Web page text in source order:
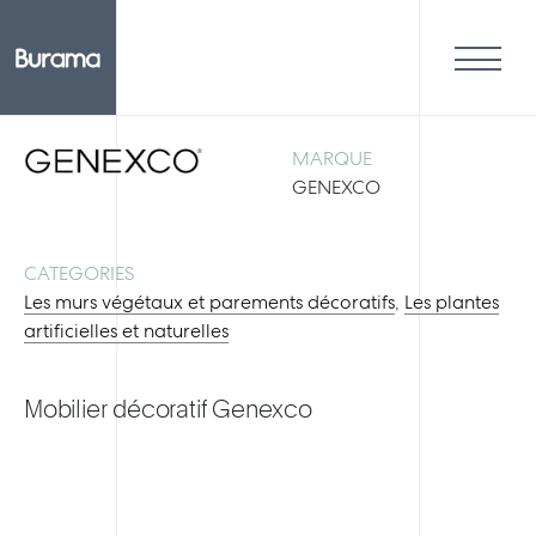
MARQUE
GENEXCO
CATEGORIES
Les murs végétaux et parements décoratifs, Les plantes
artificielles et naturelles
Mobilier décoratif Genexco